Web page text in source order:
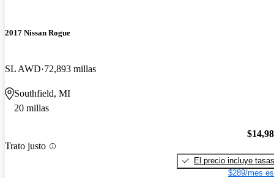
2017 Nissan Rogue
SL AWD 72,893 millas
Southfield, MI
20 millas
Trato justo
El precio incluye tasas
$289/mes